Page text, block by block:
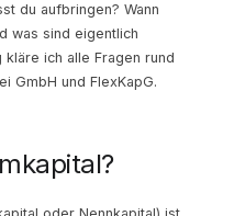
du aufbringen? Wann
was sind eigentlich
kläre ich alle Fragen rund
GmbH und FlexKapG.